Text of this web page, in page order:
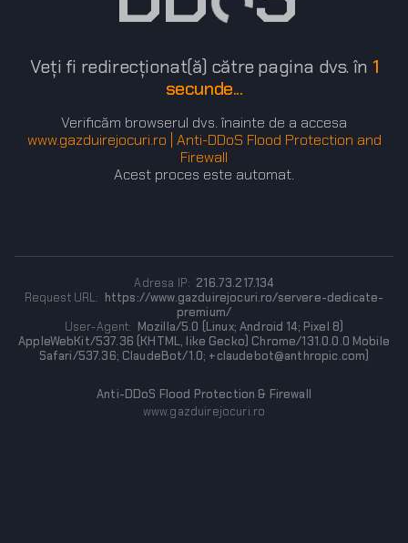
Veți fi redirecționat(ă) către pagina dvs. în 1
secunde...
Verificăm browserul dvs. înainte de a accesa
www.gazduirejocuri.ro | Anti-DDoS Flood Protection and
Firewall
Acest proces este automat.
Adresa IP: 216.73.217.134
Request URL: https://www.gazduirejocuri.ro/servere-dedicate-
premium/
User-Agent: Mozilla/5.0 (Linux; Android 14; Pixel 8)
AppleWebKit/537.36 (KHTML, like Gecko) Chrome/131.0.0.0 Mobile
Safari/537.36; ClaudeBot/1.0; +claudebot@anthropic.com)
Anti-DDoS Flood Protection & Firewall
www.gazduirejocuri.ro